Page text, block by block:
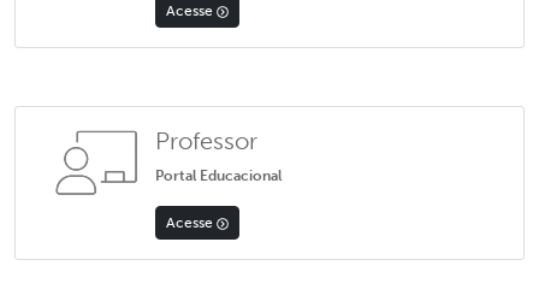
Acesse
Professor
Portal Educacional
Acesse